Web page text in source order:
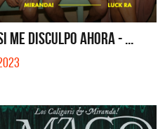
ME DISCULPO AHORA - ...